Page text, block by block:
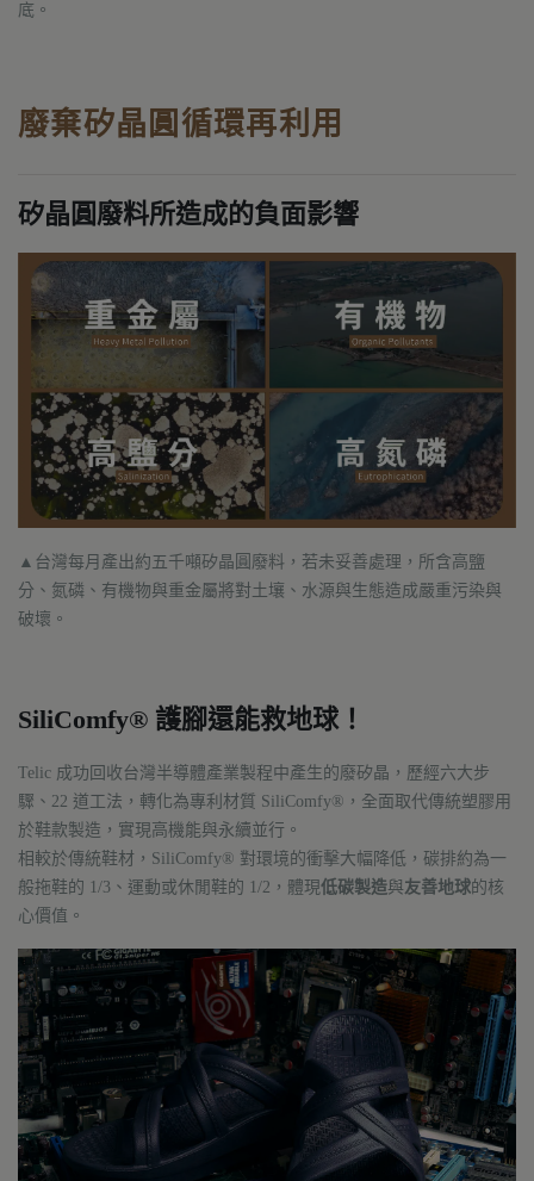
底。
廢棄矽晶圓循環再利用
矽晶圓廢料所造成的負面影響
▲台灣每月產出約五千噸矽晶圓廢料，若未妥善處理，所含高鹽
分、氮磷、有機物與重金屬將對土壤、水源與生態造成嚴重污染與
破壞。
SiliComfy® 護腳還能救地球！
Telic 成功回收台灣半導體產業製程中產生的廢矽晶，歷經六大步
驟、22 道工法，轉化為專利材質 SiliComfy®，全面取代傳統塑膠用
於鞋款製造，實現高機能與永續並行。
相較於傳統鞋材，SiliComfy® 對環境的衝擊大幅降低，碳排約為一
般拖鞋的 1/3、運動或休閒鞋的 1/2，體現低碳製造與友善地球的核
心價值。